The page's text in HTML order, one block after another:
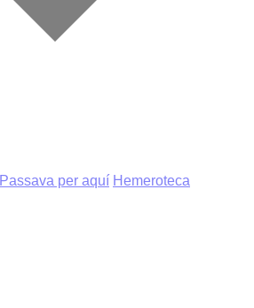
Passava per aquí Hemeroteca